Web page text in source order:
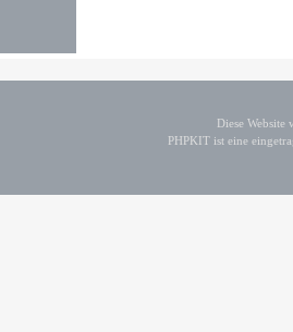
Diese
PHPKIT ist eine